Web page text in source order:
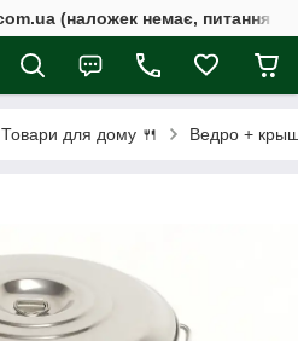
(наложек немає, питання у
Товари для дому 🍴 Ведро +